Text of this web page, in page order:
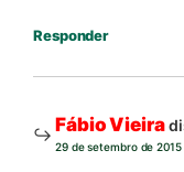
Responder
Fábio Vieira
29 de setembro de 2015